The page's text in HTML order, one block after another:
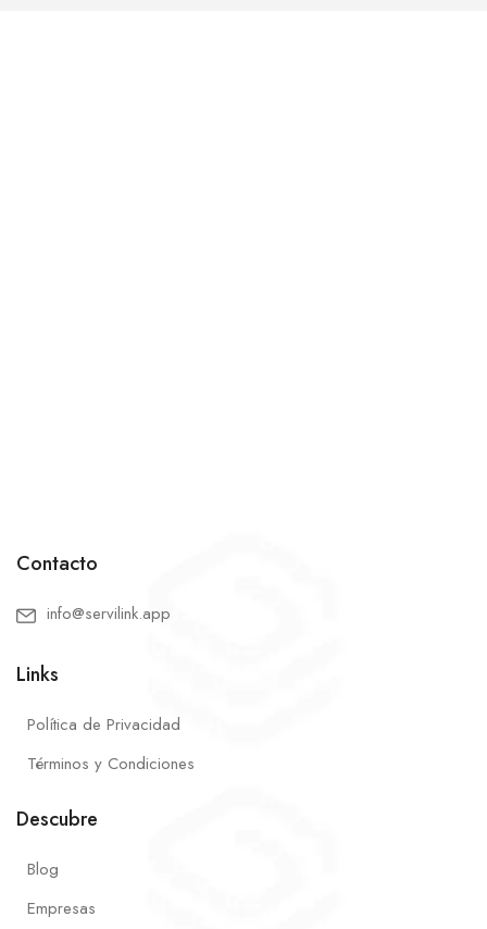
Contacto
info@servilink.app
Links
Política de Privacidad
Términos y Condiciones
Descubre
Blog
Empresas